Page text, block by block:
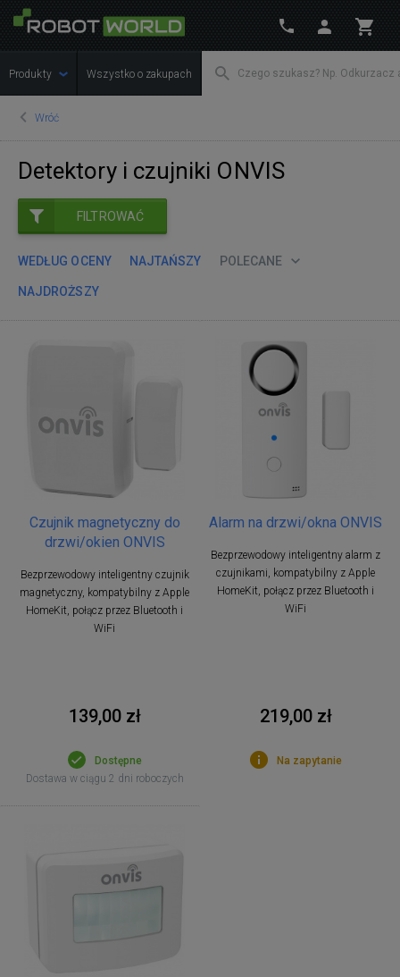
Produkty Wszystko o zakupach
Wróć
Detektory i czujniki ONVIS
FILTROWAĆ
WEDŁUG OCENY NAJTAŃSZY POLECANE
NAJDROŻSZY
Czujnik magnetyczny do
drzwi/okien ONVIS
Bezprzewodowy inteligentny czujnik
magnetyczny, kompatybilny z Apple
HomeKit, połącz przez Bluetooth i
WiFi
139,00 zł
Dostępne
Dostawa w ciągu 2 dni roboczych
Alarm na drzwi/okna ONVIS
Bezprzewodowy inteligentny alarm z
czujnikami, kompatybilny z Apple
HomeKit, połącz przez Bluetooth i
WiFi
219,00 zł
Na zapytanie